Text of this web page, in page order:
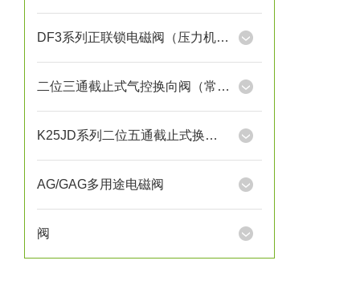
DF3系列正联锁电磁阀（压力机用）
二位三通截止式气控换向阀（常开）
K25JD系列二位五通截止式换向阀
AG/GAG多用途电磁阀
阀